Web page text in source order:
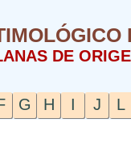
DE
G H I J L